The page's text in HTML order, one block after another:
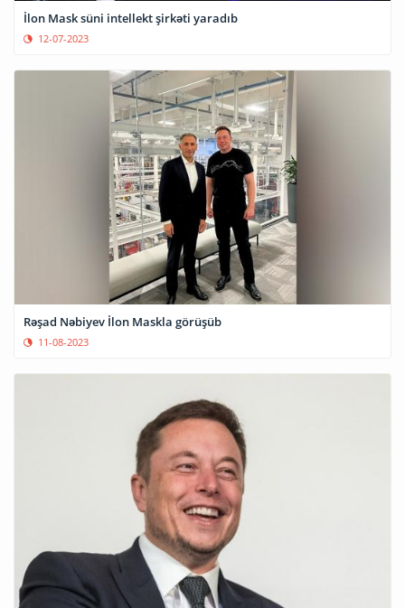
İlon Mask süni intellekt şirkəti yaradıb
12-07-2023
Rəşad Nəbiyev İlon Maskla görüşüb
11-08-2023